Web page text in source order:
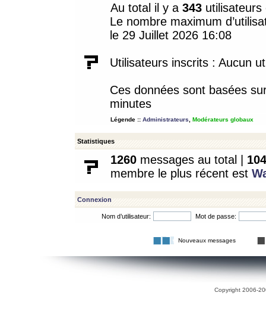
Au total il y a 343
Le nombre maximum
le 29 Juillet 2026 16:08
Utilisateurs inscrits : Aucun
Ces données sont basées
minutes
Légende :: Administrateurs Modérateurs globaux
Statistiques
1260 messages au total | 104
membre le plus récent est
Connexion
Nom d’utilisateur: Mot de passe:
Nouveaux messages
Copyright 2006-